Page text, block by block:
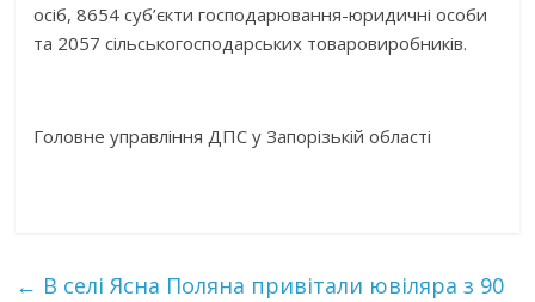
осіб, 8654 суб’єкти господарювання-юридичні особи
та 2057 сільськогосподарських товаровиробників.
Головне управління ДПС у Запорізькій області
← В селі Ясна Поляна привітали ювіляра з 90